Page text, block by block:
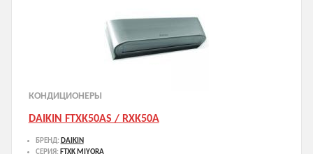
КОНДИЦИОНЕРЫ
DAIKIN FTXK50AS / RXK50A
БРЕНД: DAIKIN
СЕРИЯ: FTXK MIYORA